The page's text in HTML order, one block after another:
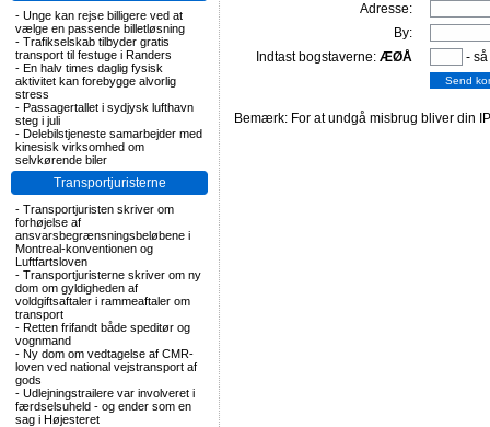
- Unge kan rejse billigere ved at
vælge en passende billetløsning
- Trafikselskab tilbyder gratis
transport til festuge i Randers
- En halv times daglig fysisk
aktivitet kan forebygge alvorlig
stress
- Passagertallet i sydjysk lufthavn
steg i juli
- Delebilstjeneste samarbejder med
kinesisk virksomhed om
selvkørende biler
Transportjuristerne
- Transportjuristen skriver om
forhøjelse af
ansvarsbegrænsningsbeløbene i
Montreal-konventionen og
Luftfartsloven
- Transportjuristerne skriver om ny
dom om gyldigheden af
voldgiftsaftaler i rammeaftaler om
transport
- Retten frifandt både speditør og
vognmand
- Ny dom om vedtagelse af CMR-
loven ved national vejstransport af
gods
- Udlejningstrailere var involveret i
færdselsuheld - og ender som en
sag i Højesteret
Adresse:
By:
Indtast bogstaverne: ÆØÅ -
Bemærk: For at undgå misbrug bliver din